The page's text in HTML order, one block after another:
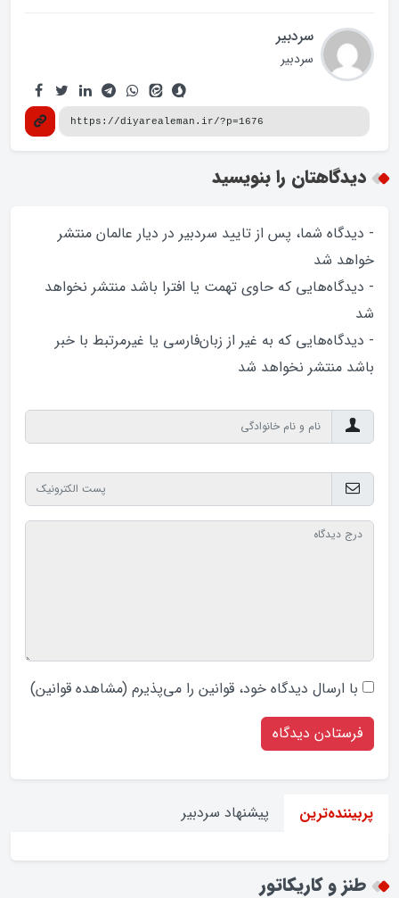
سردبیر
سردبیر
دیدگاهتان را بنویسید
- دیدگاه شما، پس از تایید سردبیر در دیار عالمان منتشر
خواهد‌ شد
- دیدگاه‌هایی که حاوی تهمت یا افترا باشد منتشر نخواهد‌
شد
- دیدگاه‌هایی که به غیر از زبان‌فارسی یا غیرمرتبط با خبر
باشد منتشر نخواهد‌ شد
با ارسال دیدگاه‌ خود، قوانین را می‌پذیرم (مشاهده قوانین)
پربیننده‌ترین پیشنهاد سردبیر
طنز و کاریکاتور